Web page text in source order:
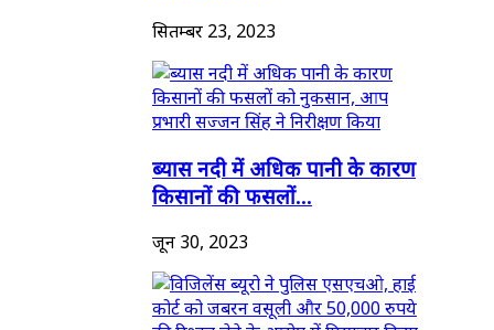
सितम्बर 23, 2023
ब्यास नदी में अधिक पानी के कारण
किसानों की फसलों...
जून 30, 2023